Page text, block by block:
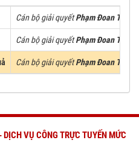
Cán bộ giải quyếtPhạm Đoan Trang
Cán bộ giải quyếtPhạm Đoan Trang
Cán bộ giải quyếtPhạm Đoan Trang
VỤ CÔNG TRỰC TUYẾN MỨC